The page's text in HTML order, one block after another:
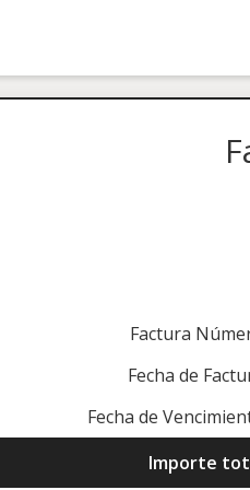
Factura
Fecha de
Fecha de
Importe